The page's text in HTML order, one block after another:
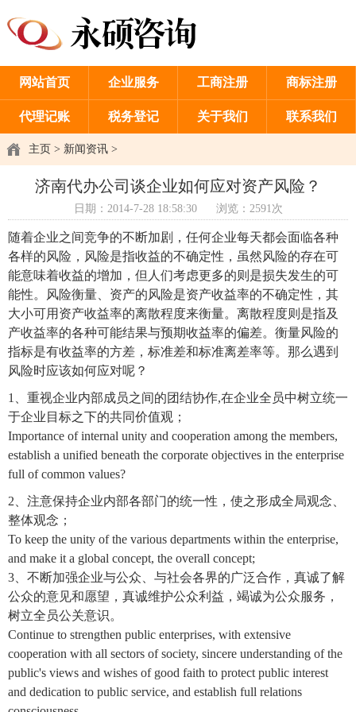
网站首页 企业服务 工商注册 商标注册
代理记账 税务登记 关于我们 联系我们
主页 > 新闻资讯 >
济南代办公司谈企业如何应对资产风险？
日期：2014-7-28 18:58:30 浏览：2591次
随着企业之间竞争的不断加剧，任何企业每天都会面临各种
各样的风险，风险是指收益的不确定性，虽然风险的存在可
能意味着收益的增加，但人们考虑更多的则是损失发生的可
能性。风险衡量、资产的风险是资产收益率的不确定性，其
大小可用资产收益率的离散程度来衡量。离散程度则是指及
产收益率的各种可能结果与预期收益率的偏差。衡量风险的
指标是有收益率的方差，标准差和标准离差率等。那么遇到
风险时应该如何应对呢？
1、重视企业内部成员之间的团结协作,在企业全员中树立统一
于企业目标之下的共同价值观；
Importance of internal unity and cooperation among the members,
establish a unified beneath the corporate objectives in the enterprise
full of common values?
2、注意保持企业内部各部门的统一性，使之形成全局观念、
整体观念；
To keep the unity of the various departments within the enterprise,
and make it a global concept, the overall concept;
3、不断加强企业与公众、与社会各界的广泛合作，真诚了解
公众的意见和愿望，真诚维护公众利益，竭诚为公众服务，
树立全员公关意识。
Continue to strengthen public enterprises, with extensive
cooperation with all sectors of society, sincere understanding of the
public's views and wishes of good faith to protect public interest
and dedication to public service, and establish full relations